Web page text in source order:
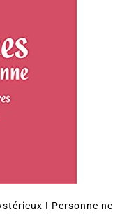
! Personne ne